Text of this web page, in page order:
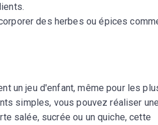
des herbes ou épices
un jeu d'enfant, même pour les
simples, vous pouvez réaliser
salée, sucrée ou un quiche, cette